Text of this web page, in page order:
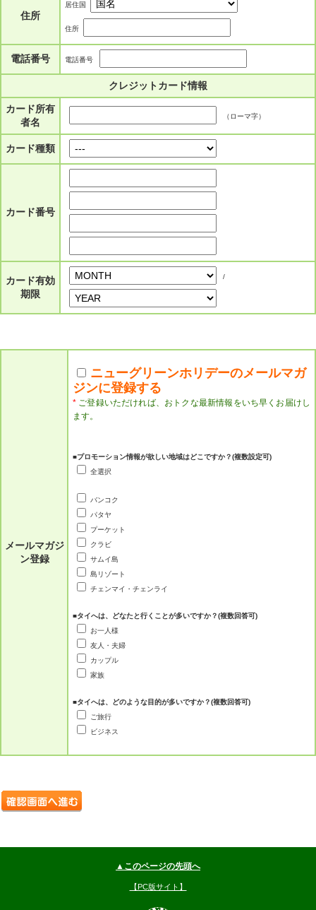
住所
居住国
住所
電話番号 電話番号
クレジットカード情報
カード所有
者名
（ローマ字）
カード種類
カード番号
カード有効
期限
/
メールマガジ
ン登録
ニューグリーンホリデーのメールマガ
ジンに登録する
* ご登録いただければ、おトクな最新情報をいち早くお届けし
ます。
■プロモーション情報が欲しい地域はどこですか？(複数設定可)
全選択
バンコク
パタヤ
プーケット
クラビ
サムイ島
島リゾート
チェンマイ・チェンライ
■タイへは、どなたと行くことが多いですか？(複数回答可)
お一人様
友人・夫婦
カップル
家族
■タイへは、どのような目的が多いですか？(複数回答可)
ご旅行
ビジネス
▲このページの先頭へ
【PC版サイト】